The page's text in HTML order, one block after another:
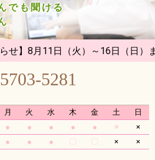
でも聞ける
16日（日）まで、夏季休業のた
5281
月 火 水 木 金 土
日
● ● ● ● ● ※
×
● ● ● 〇 〇 × ×